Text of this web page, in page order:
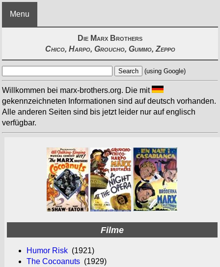
Menu
Die Marx Brothers
Chico, Harpo, Groucho, Gummo, Zeppo
(using Google)
Willkommen bei marx-brothers.org. Die mit
gekennzeichneten Informationen sind auf deutsch vorhanden.
Alle anderen Seiten sind bis jetzt leider nur auf englisch
verfügbar.
Filme
Humor Risk(1921)
The Cocoanuts(1929)